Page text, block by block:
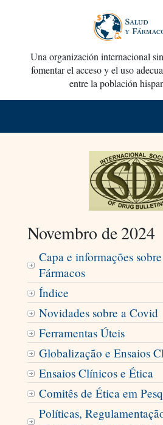
Una organización internacional
fomentar el acceso y el uso
entre la población
Novembro de 2024
Capa e informações
Fármacos
Índice
Novidades sobre a Covid
Ferramentas Úteis
Globalização e Ensaios
Ensaios Clínicos e Ética
Comitês de Ética em
Políticas,